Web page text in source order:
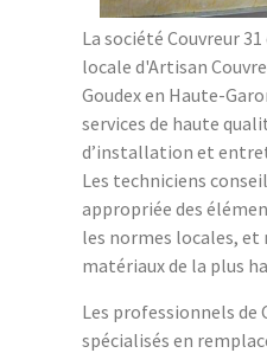
La société Couvreur
locale d'Artisan
Goudex en Haute-
services de haute
d’installation et
Les techniciens
appropriée des
les normes locales, et
matériaux de la plus
Les professionnels de
spécialisés en